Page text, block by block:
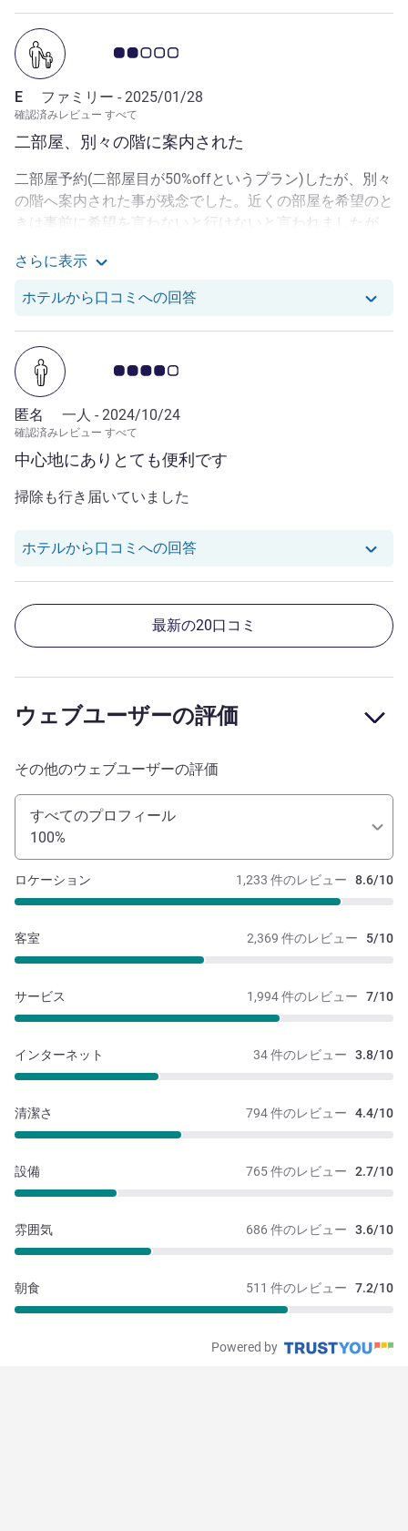
かった。部屋に呑んだ後のビール瓶2本、呑んでないビー
ル瓶1本。ここまで来ると、嫌がらせ行為。そこで、ミッ
シェルに部屋迄来てもらう。ミッシェルと話しをして明日
11時に別の部屋を出してもらう事になった。翌日フロン
トに行き話しをしたら、全く話しが通っていない。最初
600台の部屋をどうかと言ってきたので、もうすこし、上
の階は、ないかと言ったら、951を出してきた。その後
時。ミッシェルは、ワインを出す、夕食を出すと言ってく
れたが、我々は、クレームを付けて物をもらう人間ではな
星ホテルの対応だろうか。 今回のブリスベン旅行は、
我々の友人が日本食と焼肉店をオープンしており、友人の
依頼で、20年ぶりに入った。我々がアコーのダイヤモン
対応の酷さに、呆れながら、我々に平謝りだった。 チェ
ックインのひから、毎晩、夕食の招待、パーティーが入っ
今回のブリスベン旅行は、我が友人ファミリーと我々と楽
は、丸潰れ、ホテルのフロントは全く伝達事項がなってな
い。我々の知っている、アコーグループのホテルから、遠
ブリスベンでの滞在には、絶対利用しません。 呆れるよ
り、こよなく愛するアコーグループにこんなホテルがある
とは、本当に悲し限りです。 ミッシェルにんには、感
謝。 朝食、レストランのサービスは、満足です。
二部屋、別々の階に案内された
お客さまの声 2.0/5
E ファミリー - 2025/01/28
確認済みレビュー すべて
二部屋予約(二部屋目が50%offというプラン)したが、別々
の階へ案内された事が残念でした。近くの部屋を希望のと
きは事前に希望を言わないと行けないと言われましたが、
ならないとは思わなかった。 また、部屋のアメニティが
二部屋とも中身が違う(一部屋目にはあるものが、二部屋
目にはない)というのも残念でした。そして、部屋内のミ
ニバーの中身が初めから揃っていなかった。(二部屋とも
足りない飲み物があり、費用を請求されないようにフロン
トに言いにいきました。) ルームサービス(新しいリネンに
交換)は希望者のみとフロントから伺ったが、希望してな
いのに二部屋ともシーツもタオルも交換されていたのも残
念だった。 エアコンを消しても冷気がずっと出てきてす
ごく寒かった。 - We booked 2 rooms as a plan (2nd room
on same floor. I understand it's busy time, but I didn't
book 2 rooms together and it was plan. - disappointed we
was non. (It's common not toothbrush in Australia, but i
don't know why it's only 1 even it's 2 ppl room), and one
missing some drinks when we checked in. We had to check
what was missing in both rooms and tell to the reception
to avoid changing the fees. - Air-con wasn't working. We
panel wasn't working (only showing temp between 16℃ to
18℃, and could turn it off. The other room ait con wasn't
able to turn off even I changed off) -We didn't want to our
room get service as only stay 2 nights, so I asked the
reception. They told me it is only request, so we didn't
request, but our room was serviced. (We also did not have
do not disturb sign) Location was great, but the experience
さらに表示
ホテルから口コミへの回答E さんのレビューへのホテルか
中心地にありとても便利です
お客さまの声 4.0/5
匿名 一人 - 2024/10/24
確認済みレビュー すべて
掃除も行き届いていました
ホテルから口コミへの回答null さんのレビューへのホテル
最新の20口コミ
ウェブユーザーの評価
その他のウェブユーザーの評価
すべてのプロフィール
100%
1,233 件のレビュー 8.6/10
ロケーション
2,369 件のレビュー 5/10
客室
1,994 件のレビュー 7/10
サービス
34 件のレビュー 3.8/10
インターネット
794 件のレビュー 4.4/10
清潔さ
765 件のレビュー 2.7/10
設備
686 件のレビュー 3.6/10
雰囲気
511 件のレビュー 7.2/10
朝食
Powered by